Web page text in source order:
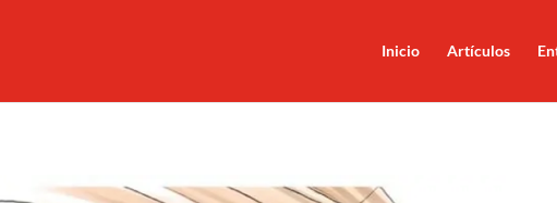
Inicio Artículos